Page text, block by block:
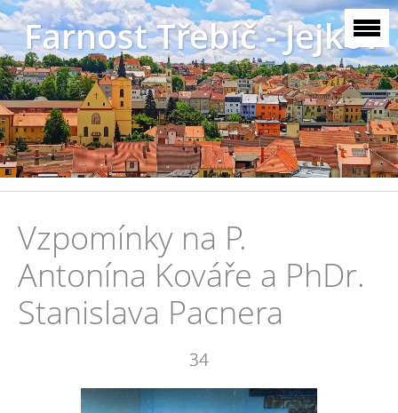
Farnost Třebíč - Jejkov
Vzpomínky na P.
Antonína Kováře a PhDr.
Stanislava Pacnera
34